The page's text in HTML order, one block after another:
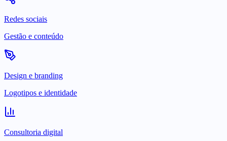
Redes sociais
Gestão e conteúdo
Design e branding
Logotipos e identidade
Consultoria digital